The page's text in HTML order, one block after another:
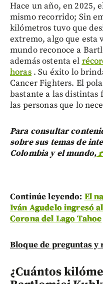
Hace un año, en 2025,
mismo recorrido; Sin
kilómetros tuvo que
extremo, algo que esta
mundo reconoce a
además ostenta el
horas. Su éxito lo
Cancer Fighters. El
bastante a las distintas
las personas que lo
Para consultar
sobre sus temas de
Colombia y el mundo,
Continúe leyendo:El
Iván Agudelo ingresó
Corona del Lago Tahoe
Bloque de preguntas y
¿Cuántos